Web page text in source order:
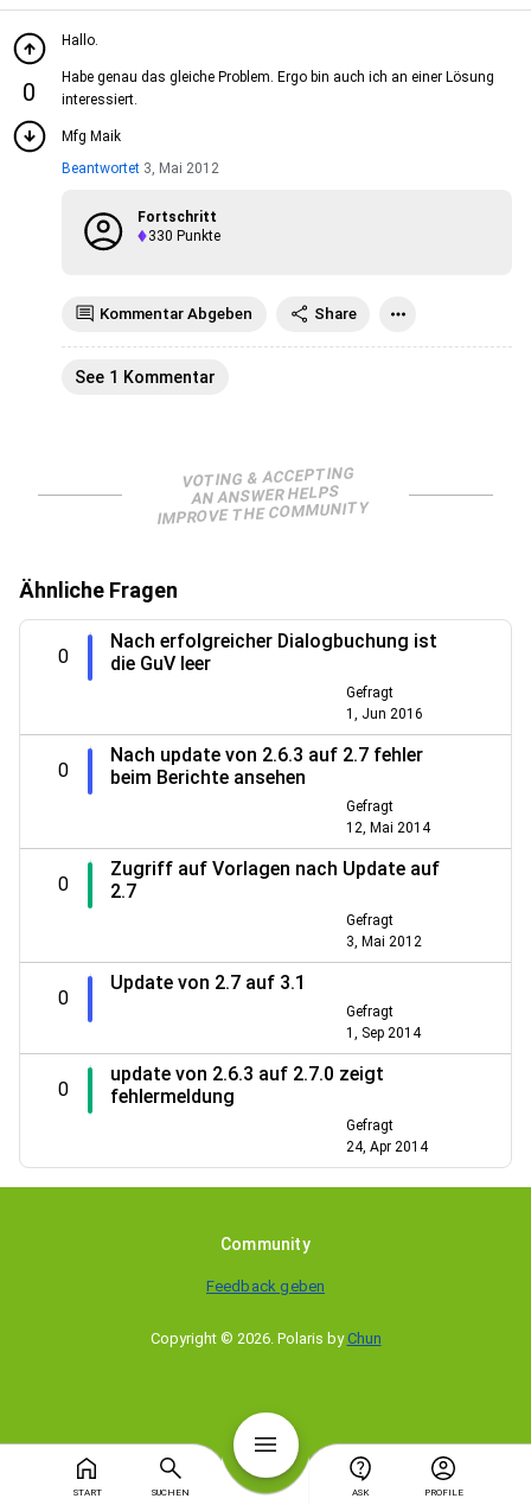
START SUCHEN ASK PROFILE
0
Hallo.
Habe genau das gleiche Problem. Ergo bin auch ich an einer Lösung
interessiert.
Mfg Maik
Beantwortet 3, Mai 2012
Fortschritt
330 Punkte
Kommentar Abgeben Share
See 1 Kommentar
VOTING & ACCEPTING
AN ANSWER HELPS
IMPROVE THE COMMUNITY
Ähnliche Fragen
0
Nach erfolgreicher Dialogbuchung ist
die GuV leer
Gefragt
1, Jun 2016
0
Nach update von 2.6.3 auf 2.7 fehler
beim Berichte ansehen
Gefragt
12, Mai 2014
0
Zugriff auf Vorlagen nach Update auf
2.7
Gefragt
3, Mai 2012
0
Update von 2.7 auf 3.1
Gefragt
1, Sep 2014
0
update von 2.6.3 auf 2.7.0 zeigt
fehlermeldung
Gefragt
24, Apr 2014
Community
Feedback geben
Copyright © 2026. Polaris by Chun